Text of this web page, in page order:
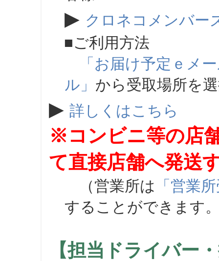
▶ クロネコメンバー
■ご利用方法
「お届け予定ｅメ
ル」 から受取場所を
▶ 詳しくはこちら
※コンビニ等の店
て直接店舗へ発送
（営業所は 「営業
することができます
【担当ドライバー